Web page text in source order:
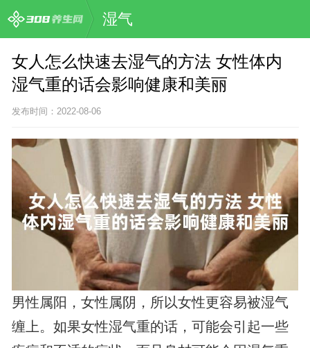
湿气
女人怎么快速去湿气的方法 女性体内
湿气重的话会影响健康和美丽
发布时间：2022-08-06
男性属阳，女性属阴，所以女性更容易被湿气
缠上。如果女性湿气重的话，可能会引起一些